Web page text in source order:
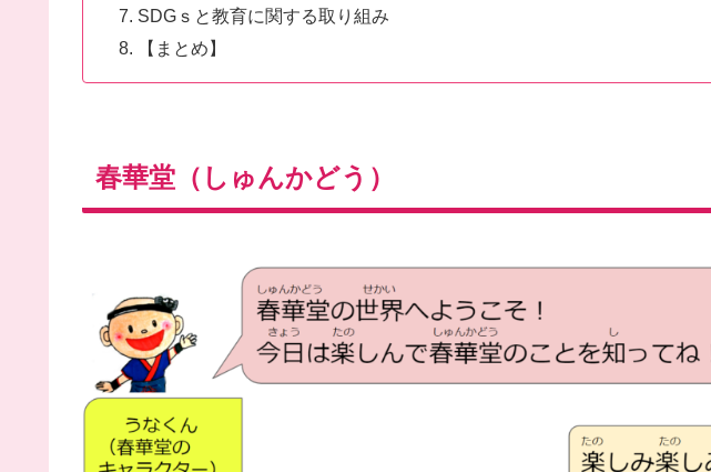
SDGｓと教育に関する取り組み
【まとめ】
春華堂（しゅんかどう）